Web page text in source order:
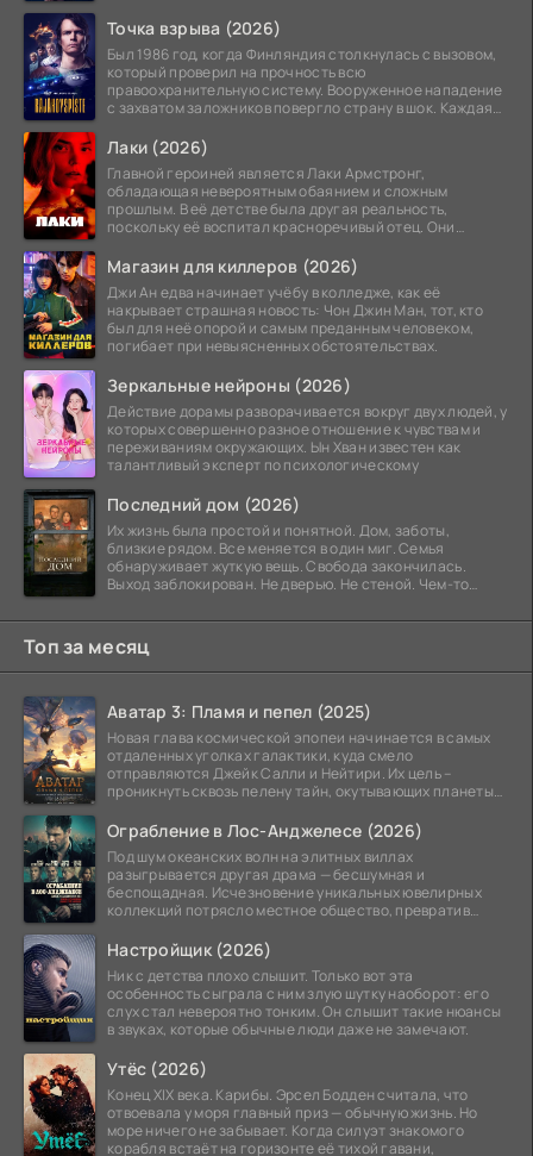
Точка взрыва (2026)
Был 1986 год, когда Финляндия столкнулась с вызовом,
который проверил на прочность всю
правоохранительную систему. Вооруженное нападение
с захватом заложников повергло страну в шок. Каждая
Лаки (2026)
Главной героиней является Лаки Армстронг,
обладающая невероятным обаянием и сложным
прошлым. В её детстве была другая реальность,
поскольку её воспитал красноречивый отец. Они
Магазин для киллеров (2026)
Джи Ан едва начинает учёбу в колледже, как её
накрывает страшная новость: Чон Джин Ман, тот, кто
был для неё опорой и самым преданным человеком,
погибает при невыясненных обстоятельствах.
Зеркальные нейроны (2026)
Действие дорамы разворачивается вокруг двух людей, у
которых совершенно разное отношение к чувствам и
переживаниям окружающих. Ын Хван известен как
талантливый эксперт по психологическому
Последний дом (2026)
Их жизнь была простой и понятной. Дом, заботы,
близкие рядом. Все меняется в один миг. Семья
обнаруживает жуткую вещь. Свобода закончилась.
Выход заблокирован. Не дверью. Не стеной. Чем-то
Топ за месяц
Аватар 3: Пламя и пепел (2025)
Новая глава космической эпопеи начинается в самых
отдаленных уголках галактики, куда смело
отправляются Джейк Салли и Нейтири. Их цель –
проникнуть сквозь пелену тайн, окутывающих планеты
Ограбление в Лос-Анджелесе (2026)
Под шум океанских волн на элитных виллах
разыгрывается другая драма — бесшумная и
беспощадная. Исчезновение уникальных ювелирных
коллекций потрясло местное общество, превратив
Настройщик (2026)
Ник с детства плохо слышит. Только вот эта
особенность сыграла с ним злую шутку наоборот: его
слух стал невероятно тонким. Он слышит такие нюансы
в звуках, которые обычные люди даже не замечают.
Утёс (2026)
Конец XIX века. Карибы. Эрсел Бодден считала, что
отвоевала у моря главный приз — обычную жизнь. Но
море ничего не забывает. Когда силуэт знакомого
корабля встаёт на горизонте её тихой гавани,